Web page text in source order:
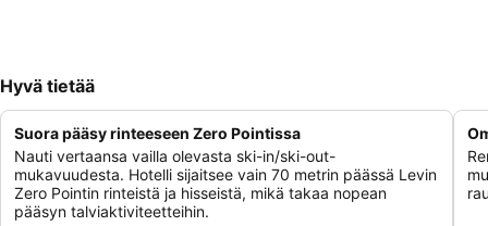
Hyvä tietää
Suora pääsy rinteeseen Zero Pointissa
Nauti vertaansa vailla olevasta ski-in/ski-out-
mukavuudesta. Hotelli sijaitsee vain 70 metrin päässä Levin
Zero Pointin rinteistä ja hisseistä, mikä takaa nopean
pääsyn talviaktiviteetteihin.